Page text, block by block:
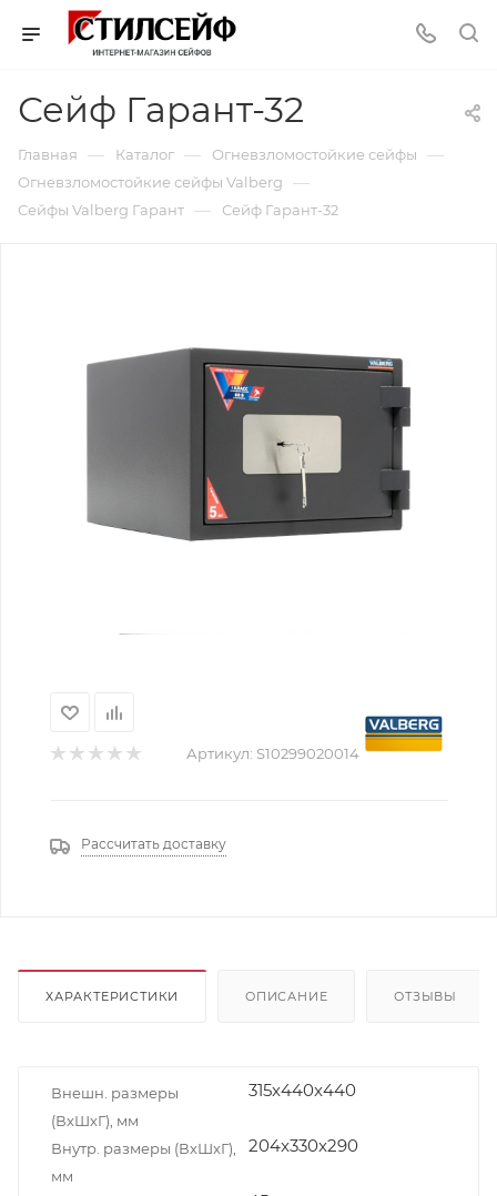
Сейф Гарант-32
Главная — Каталог — Огневзломостойкие сейфы —
Огневзломостойкие сейфы Valberg —
Сейфы Valberg Гарант — Сейф Гарант-32
Артикул: S10299020014
Рассчитать доставку
ХАРАКТЕРИСТИКИ ОПИСАНИЕ ОТЗЫВЫ
Внешн. размеры
(ВxШxГ), мм
315x440x440
Внутр. размеры (ВxШxГ),
мм
204x330x290